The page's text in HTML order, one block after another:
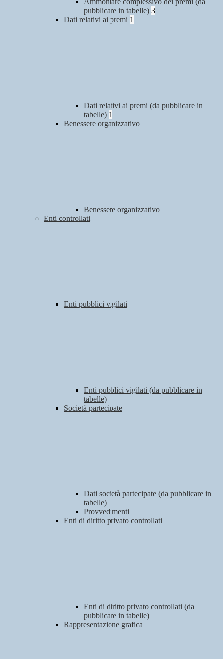
Ammontare complessivo dei premi (da
pubblicare in tabelle) 3
Dati relativi ai premi 1
Dati relativi ai premi (da pubblicare in
tabelle) 1
Benessere organizzativo
Benessere organizzativo
Enti controllati
Enti pubblici vigilati
Enti pubblici vigilati (da pubblicare in
tabelle)
Società partecipate
Dati società partecipate (da pubblicare in
tabelle)
Provvedimenti
Enti di diritto privato controllati
Enti di diritto privato controllati (da
pubblicare in tabelle)
Rappresentazione grafica